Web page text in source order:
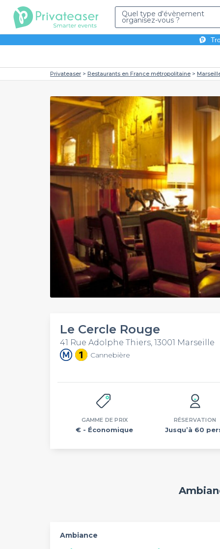
Quel type d'évènement
organisez-vous ?
Privateaser Restaurants en France métropolitaine
Le Cercle Rouge
41 Rue Adolphe Thiers, 13001 Marseille
Cannebière
GAMME DE PRIX
€ - Économique
RÉSERVATION
Jusqu’à 60
Ambiance